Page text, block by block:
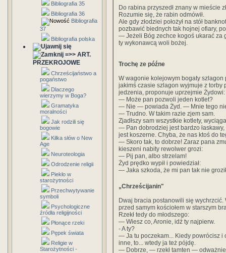
Bibliografia 35
Bibliografia 36
Bibliografia
37
Bibliografia polska
=>> ART.
PRZEKROJOWE
Chrześcijaństwo a
pogaństwo
Dlaczego
wierzymy w Boga?
Gramatyka
moralności
Jak rodzili się
bogowie
Kilka słów o New
Age
Neuroteologia
Odrodzenie religii
Piekło w
starożytności
Przechwytywanie
symboli
Psychologiczne
źródła religijności
Płonące rzeki
Pępek świata
Religie w
Starożytności -
Do rabina przyszedł znany w mieście
Rozumie się, że rabin odmówił.
Ale gdy złodziei położył na stół
pozbawić biednych tak hojnej ofiary,
— Jeżeli Bóg zechce kogoś ukarać za
ty wykonawcą woli bożej.
Trochę ze późne
W wagonie kolejowym bogaty szlagon
jakimś czasie szlagon wyjmuje z
jedzenia, proponuje uprzejmie Żydowi:
— Może pan pozwoli jeden kotlet?
— Nie — powiada Żyd. — Mnie tego
— Trudno. W takim razie zjem sam.
Zjadłszy sam wszystkie kotlety,
— Pan dobrodziej jest bardzo
jest koszerne. Chyba, że nas ktoś do
— Skoro tak, to dobrze! Zaraz pana
kieszeni nabity rewolwer grozi:
— Pij pan, albo strzelam!
Żyd prędko wypił i powiedział:
— Jaka szkoda, że mi pan tak nie
„Chrześcijanin"
Dwaj bracia postanowili się wychrzcić.
przed samym kościołem w starszym
Rzekł tedy do młodszego:
— Wiesz co, Aronie, idź ty najpierw.
- A ty?
— Ja tu poczekam... Kiedy powrócisz
inne, to... wtedy ja też pójdę.
— Dobrze, — rzekł tamten —